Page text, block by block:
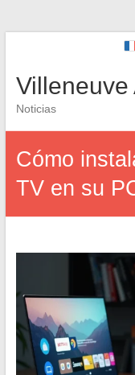
Villeneuve
Noticias
Cómo
TV en su